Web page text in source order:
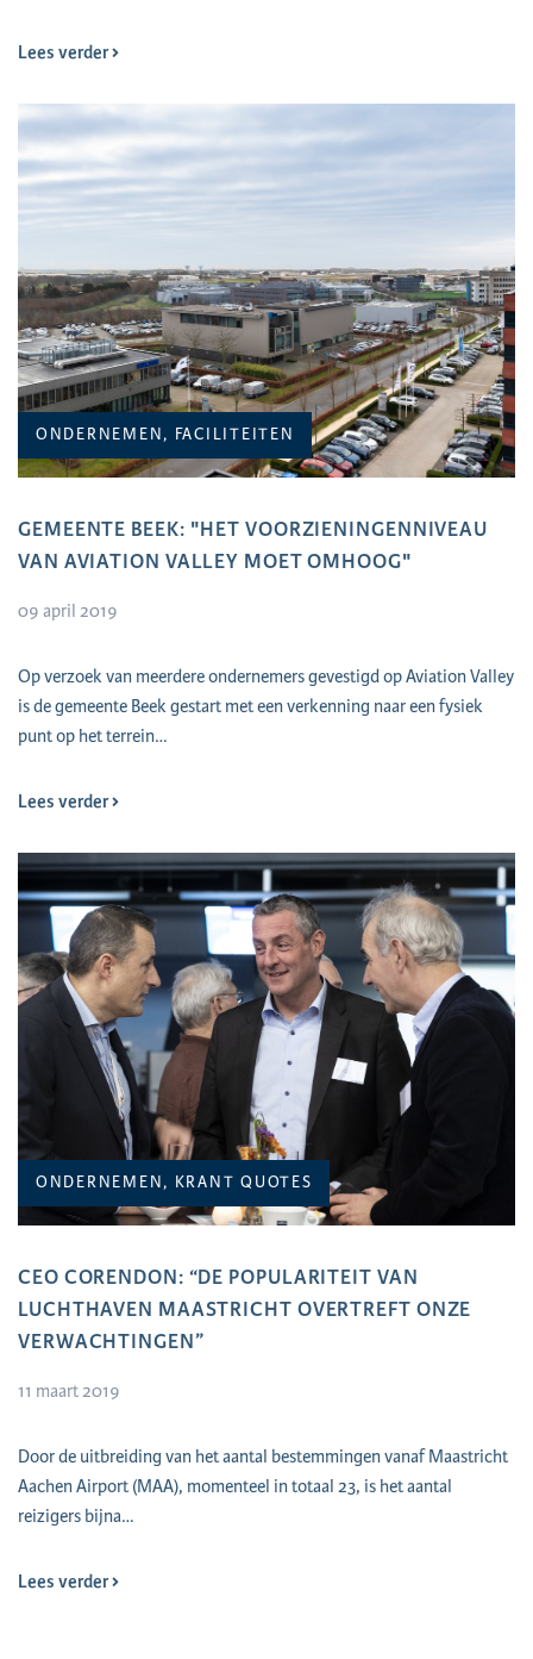
Lees verder
ONDERNEMEN, FACILITEITEN
GEMEENTE BEEK: "HET VOORZIENINGENNIVEAU
VAN AVIATION VALLEY MOET OMHOOG"
09 april 2019
Op verzoek van meerdere ondernemers gevestigd op Aviation Valley
is de gemeente Beek gestart met een verkenning naar een fysiek
punt op het terrein…
Lees verder
ONDERNEMEN, KRANT QUOTES
CEO CORENDON: “DE POPULARITEIT VAN
LUCHTHAVEN MAASTRICHT OVERTREFT ONZE
VERWACHTINGEN”
11 maart 2019
Door de uitbreiding van het aantal bestemmingen vanaf Maastricht
Aachen Airport (MAA), momenteel in totaal 23, is het aantal
reizigers bijna…
Lees verder